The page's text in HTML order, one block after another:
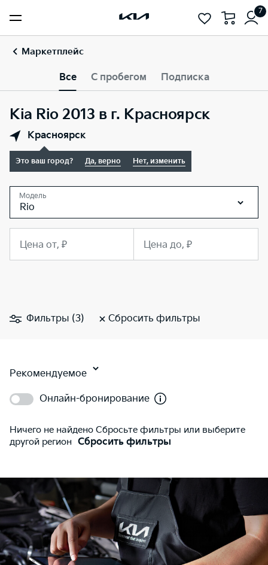
7
Маркетплейс
Все С пробегом Подписка
Kia Rio 2013 в г. Красноярск
Красноярск
Это ваш город? Да, верно Нет, изменить
Модель
Rio
Цена от, ₽ Цена до, ₽
Фильтры (3) Сбросить фильтры
Рекомендуемое
Онлайн-бронирование
Ничего не найдено Сбросьте фильтры или выберите
другой регион Сбросить фильтры